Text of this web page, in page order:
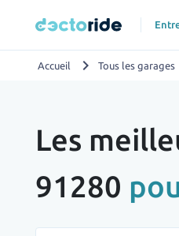
Accueil chevron_right Tous les garages
Les
91280